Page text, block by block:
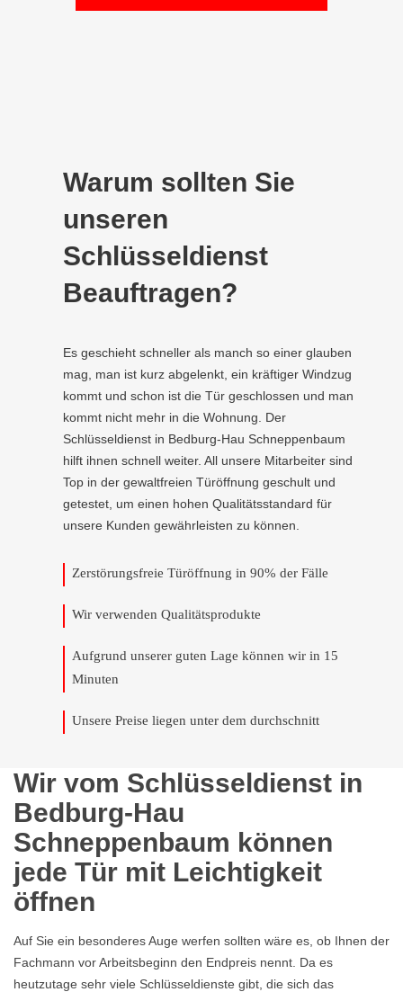
Warum sollten Sie
unseren
Schlüsseldienst
Beauftragen?
Es geschieht schneller als manch so einer glauben
mag, man ist kurz abgelenkt, ein kräftiger Windzug
kommt und schon ist die Tür geschlossen und man
kommt nicht mehr in die Wohnung. Der
Schlüsseldienst in Bedburg-Hau Schneppenbaum
hilft ihnen schnell weiter. All unsere Mitarbeiter sind
Top in der gewaltfreien Türöffnung geschult und
getestet, um einen hohen Qualitätsstandard für
unsere Kunden gewährleisten zu können.
Zerstörungsfreie Türöffnung in 90% der Fälle
Wir verwenden Qualitätsprodukte
Aufgrund unserer guten Lage können wir in 15
Minuten
Unsere Preise liegen unter dem durchschnitt
Wir vom Schlüsseldienst in
Bedburg-Hau
Schneppenbaum können
jede Tür mit Leichtigkeit
öffnen
Auf Sie ein besonderes Auge werfen sollten wäre es, ob Ihnen der
Fachmann vor Arbeitsbeginn den Endpreis nennt. Da es
heutzutage sehr viele Schlüsseldienste gibt, die sich das